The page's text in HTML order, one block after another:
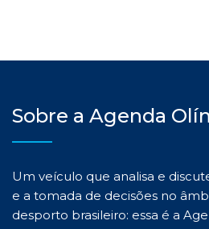
Sobre a Agenda
Um veículo que analisa e
e a tomada de decisões no
desporto brasileiro: essa é a